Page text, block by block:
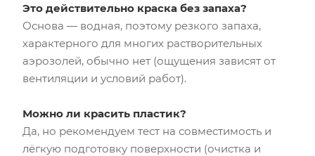
Это действительно краска без запаха?
Основа — водная, поэтому резкого запаха,
характерного для многих растворительных
аэрозолей, обычно нет (ощущения зависят от
вентиляции и условий работ).
Можно ли красить пластик?
Да, но рекомендуем тест на совместимость и
лёгкую подготовку поверхности (очистка и